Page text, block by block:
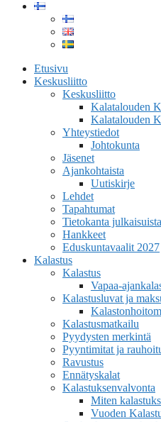
Etusivu
Keskusliitto
Keskusliitto
Kalatalouden
Kalatalouden
Yhteystiedot
Johtokunta
Jäsenet
Ajankohtaista
Uutiskirje
Lehdet
Tapahtumat
Tietokanta julkaisuista
Hankkeet
Eduskuntavaalit 2027
Kalastus
Kalastus
Vapaa-
Kalastusluvat ja
Kalastusmatkailu
Pyydysten merkintä
Pyyntimitat ja
Ravustus
Ennätyskalat
Kalastuksenvalvonta
Miten
Vuoden